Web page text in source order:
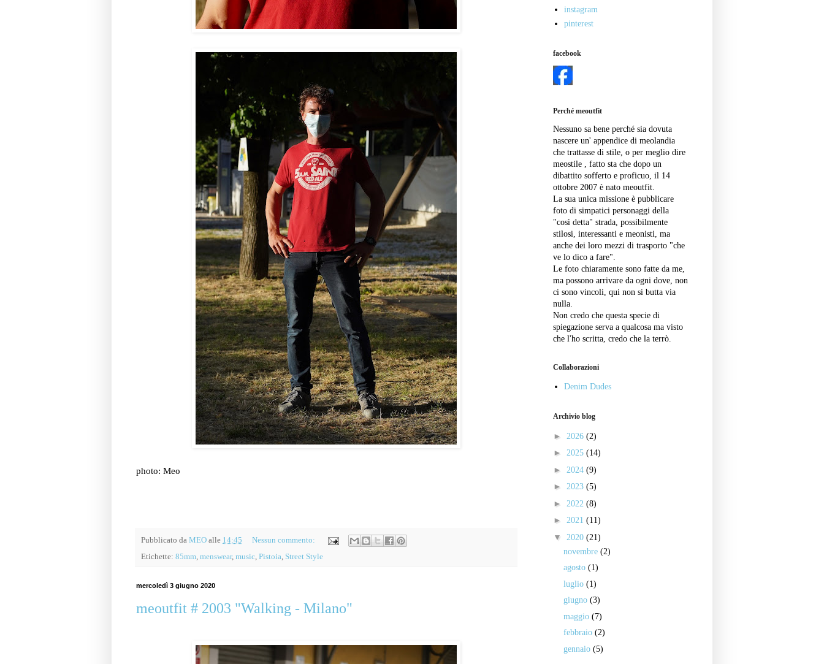
photo: Meo
Pubblicato da MEO alle 14:45
Nessun commento:
Etichette: 85mm, menswear, music, Pistoia, Street Style
mercoledì 3 giugno 2020
meoutfit # 2003 "Walking - Milano"
instagram
pinterest
facebook
Perché meoutfit
Nessuno sa bene perché sia dovuta
nascere un' appendice di meolandia
che trattasse di stile, o per meglio dire
meostile , fatto sta che dopo un
dibattito sofferto e proficuo, il 14
ottobre 2007 è nato meoutfit.
La sua unica missione è pubblicare
foto di simpatici personaggi della
"così detta" strada, possibilmente
stilosi, interessanti e meonisti, ma
anche dei loro mezzi di trasporto "che
ve lo dico a fare".
Le foto chiaramente sono fatte da me,
ma possono arrivare da ogni dove, non
ci sono vincoli, qui non si butta via
nulla.
Non credo che questa specie di
spiegazione serva a qualcosa ma visto
che l'ho scritta, credo che la terrò.
Collaborazioni
Denim Dudes
Archivio blog
► 2026 (2)
► 2025 (14)
► 2024 (9)
► 2023 (5)
► 2022 (8)
► 2021 (11)
▼ 2020 (21)
novembre (2)
agosto (1)
luglio (1)
giugno (3)
maggio (7)
febbraio (2)
gennaio (5)